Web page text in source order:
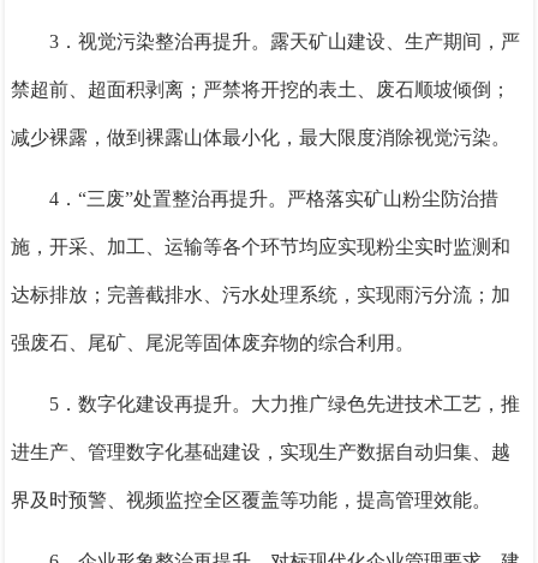
3．视觉污染整治再提升。 露天矿山建设、生产期间，严
禁超前、超面积剥离；严禁将开挖的表土、废石顺坡倾倒；
减少裸露，做到裸露山体最小化，最大限度消除视觉污染。
4．“三废”处置整治再提升。 严格落实矿山粉尘防治措
施，开采、加工、运输等各个环节均应实现粉尘实时监测和
达标排放；完善截排水、污水处理系统，实现雨污分流；加
强废石、尾矿、尾泥等固体废弃物的综合利用。
5．数字化建设再提升。 大力推广绿色先进技术工艺，推
进生产、管理数字化基础建设，实现生产数据自动归集、越
界及时预警、视频监控全区覆盖等功能，提高管理效能。